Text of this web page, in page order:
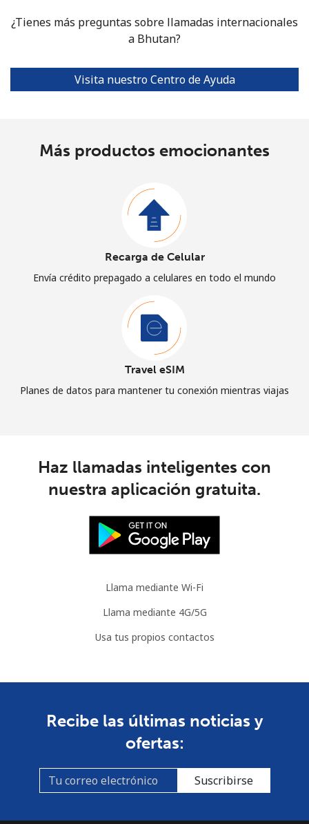
¿Tienes más preguntas sobre llamadas internacionales
a Bhutan?
Visita nuestro Centro de Ayuda
Más productos emocionantes
Recarga de Celular
Envía crédito prepagado a celulares en todo el mundo
Travel eSIM
Planes de datos para mantener tu conexión mientras viajas
Haz llamadas inteligentes con
nuestra aplicación gratuita.
Llama mediante Wi-Fi
Llama mediante 4G/5G
Usa tus propios contactos
Recibe las últimas noticias y
ofertas:
Suscribirse